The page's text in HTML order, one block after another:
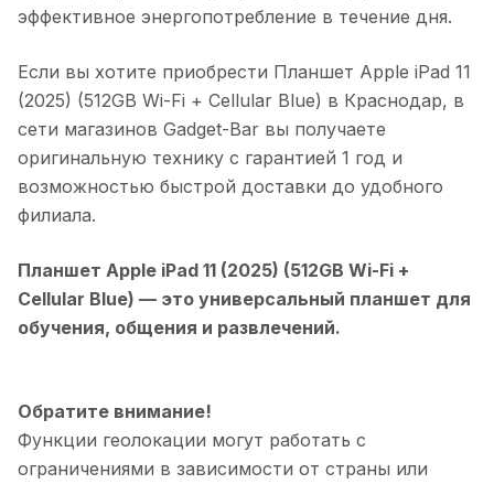
эффективное энергопотребление в течение дня.
Если вы хотите приобрести Планшет Apple iPad 11
(2025) (512GB Wi-Fi + Cellular Blue) в Краснодар, в
сети магазинов Gadget-Bar вы получаете
оригинальную технику с гарантией 1 год и
возможностью быстрой доставки до удобного
филиала.
Планшет Apple iPad 11 (2025) (512GB Wi-Fi +
Cellular Blue) — это универсальный планшет для
обучения, общения и развлечений.
Обратите внимание!
Функции геолокации могут работать с
ограничениями в зависимости от страны или